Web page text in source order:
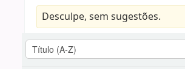
Desculpe, sem sugestões.